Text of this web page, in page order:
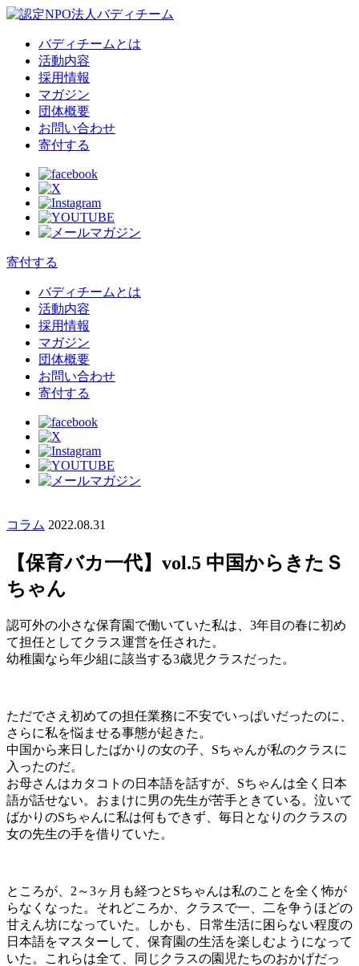
バディチームとは
活動内容
採用情報
マガジン
団体概要
お問い合わせ
寄付する
寄付する
バディチームとは
活動内容
採用情報
マガジン
団体概要
お問い合わせ
寄付する
コラム 2022.08.31
【保育バカ一代】vol.5 中国からきたＳ
ちゃん
認可外の小さな保育園で働いていた私は、3年目の春に初め
て担任としてクラス運営を任された。
幼稚園なら年少組に該当する3歳児クラスだった。
ただでさえ初めての担任業務に不安でいっぱいだったのに、
さらに私を悩ませる事態が起きた。
中国から来日したばかりの女の子、Sちゃんが私のクラスに
入ったのだ。
お母さんはカタコトの日本語を話すが、Sちゃんは全く日本
語が話せない。おまけに男の先生が苦手ときている。泣いて
ばかりのSちゃんに私は何もできず、毎日となりのクラスの
女の先生の手を借りていた。
ところが、2～3ヶ月も経つとSちゃんは私のことを全く怖が
らなくなった。それどころか、クラスで一、二を争うほどの
甘えん坊になっていた。しかも、日常生活に困らない程度の
日本語をマスターして、保育園の生活を楽しむようになって
いた。これらは全て、同じクラスの園児たちのおかげだっ